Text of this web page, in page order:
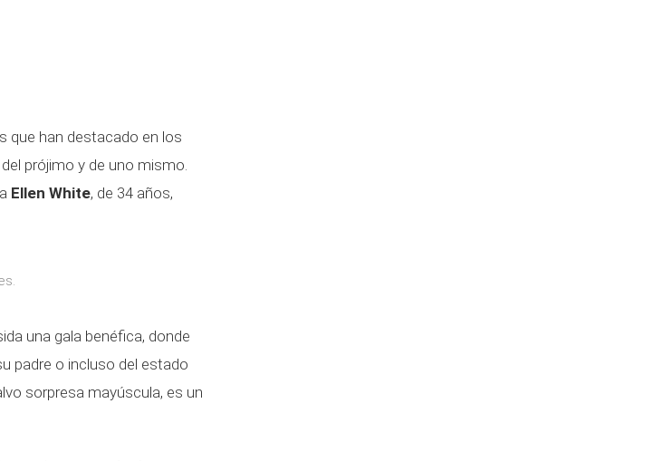
que han destacado en los
prójimo y de uno mismo.
Ellen White, de 34 años,
una gala benéfica, donde
padre o incluso del estado
sorpresa mayúscula, es un